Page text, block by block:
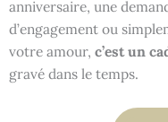
anniversaire, une
d’engagement ou
votre amour, c’est un
gravé dans le temps.